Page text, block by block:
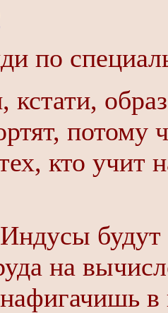
по
потому
кто
будут
на
в